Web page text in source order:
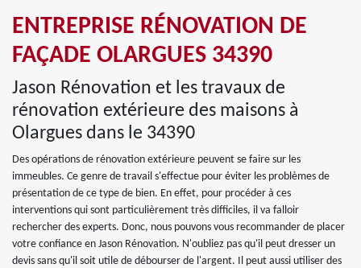
ENTREPRISE RÉNOVATION DE
FAÇADE OLARGUES 34390
Jason Rénovation et les travaux de
rénovation extérieure des maisons à
Olargues dans le 34390
Des opérations de rénovation extérieure peuvent se faire sur les
immeubles. Ce genre de travail s'effectue pour éviter les problèmes de
présentation de ce type de bien. En effet, pour procéder à ces
interventions qui sont particulièrement très difficiles, il va falloir
rechercher des experts. Donc, nous pouvons vous recommander de placer
votre confiance en Jason Rénovation. N'oubliez pas qu'il peut dresser un
devis sans qu'il soit utile de débourser de l'argent. Il peut aussi utiliser des